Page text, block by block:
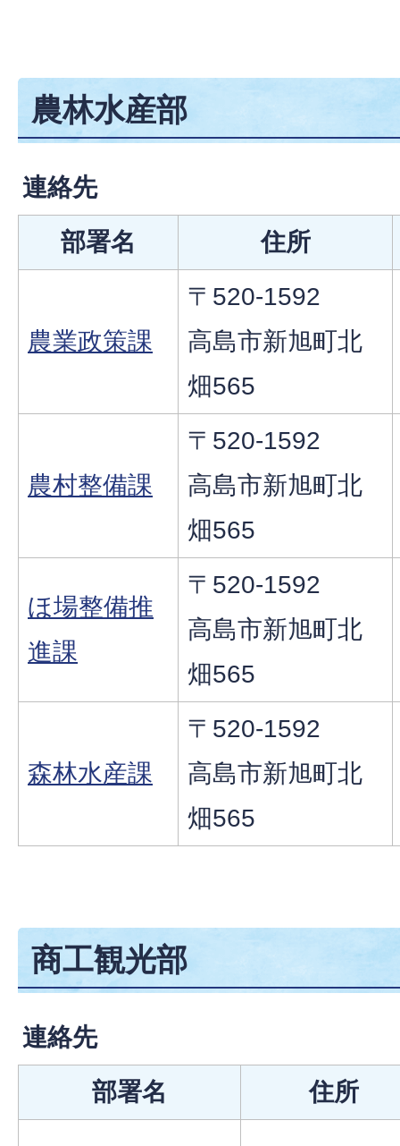
農林水産部
連絡先
部署名
住所
農業政策課
〒520-1592
高島市新旭町北
畑565
農村整備課
〒520-1592
高島市新旭町北
畑565
ほ場整備推
進課
〒520-1592
高島市新旭町北
畑565
森林水産課
〒520-1592
高島市新旭町北
畑565
商工観光部
連絡先
部署名
住所